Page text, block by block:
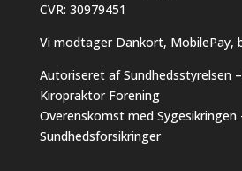
CVR: 30979451
Vi modtager Dankort, MobilePay,
Autoriseret af Sundhedsstyrelsen
Kiropraktor Forening
Overenskomst med Sygesikringen
Sundhedsforsikringer